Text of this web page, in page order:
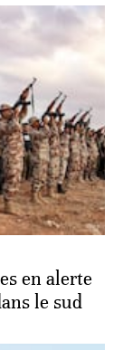
en alerte
le sud